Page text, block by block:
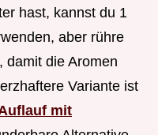
hast, kannst du 1
aber rühre
damit die Aromen
Variante ist
mit